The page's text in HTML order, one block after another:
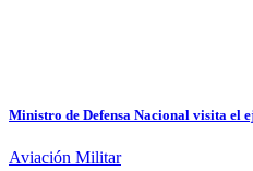
Ministro de Defensa Nacional visita el
Aviación Militar